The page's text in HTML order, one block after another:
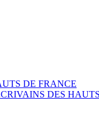
DE FRANCE
DES